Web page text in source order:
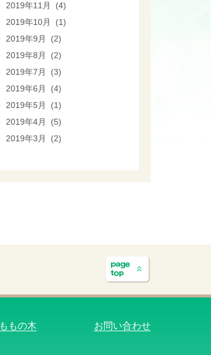
2019年11月 (4)
2019年10月 (1)
2019年9月 (2)
2019年8月 (2)
2019年7月 (3)
2019年6月 (4)
2019年5月 (1)
2019年4月 (5)
2019年3月 (2)
ももの木 お問い合わせ